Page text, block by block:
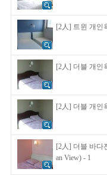
[2人] 트윈 개인
[2人] 더블 개인
[2人] 더블 개인
[2人] 더블 바다
an View) - 1